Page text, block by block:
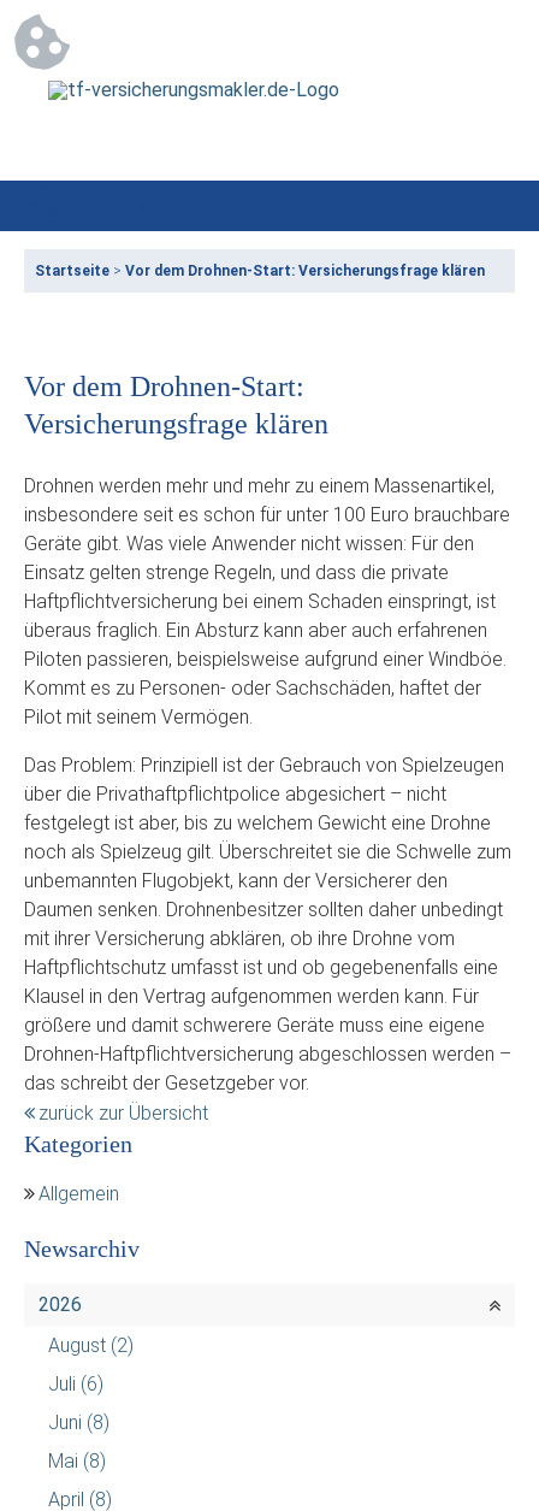
Startseite > Vor dem Drohnen-Start: Versicherungsfrage klären
Vor dem Drohnen-Start:
Versicherungsfrage klären
Drohnen werden mehr und mehr zu einem Massenartikel,
insbesondere seit es schon für unter 100 Euro brauchbare
Geräte gibt. Was viele Anwender nicht wissen: Für den
Einsatz gelten strenge Regeln, und dass die private
Haftpflichtversicherung bei einem Schaden einspringt, ist
überaus fraglich. Ein Absturz kann aber auch erfahrenen
Piloten passieren, beispielsweise aufgrund einer Windböe.
Kommt es zu Personen- oder Sachschäden, haftet der
Pilot mit seinem Vermögen.
Das Problem: Prinzipiell ist der Gebrauch von Spielzeugen
über die Privathaftpflichtpolice abgesichert – nicht
festgelegt ist aber, bis zu welchem Gewicht eine Drohne
noch als Spielzeug gilt. Überschreitet sie die Schwelle zum
unbemannten Flugobjekt, kann der Versicherer den
Daumen senken. Drohnenbesitzer sollten daher unbedingt
mit ihrer Versicherung abklären, ob ihre Drohne vom
Haftpflichtschutz umfasst ist und ob gegebenenfalls eine
Klausel in den Vertrag aufgenommen werden kann. Für
größere und damit schwerere Geräte muss eine eigene
Drohnen-Haftpflichtversicherung abgeschlossen werden –
das schreibt der Gesetzgeber vor.
zurück zur Übersicht
Kategorien
Allgemein
Newsarchiv
2026
August (2)
Juli (6)
Juni (8)
Mai (8)
April (8)